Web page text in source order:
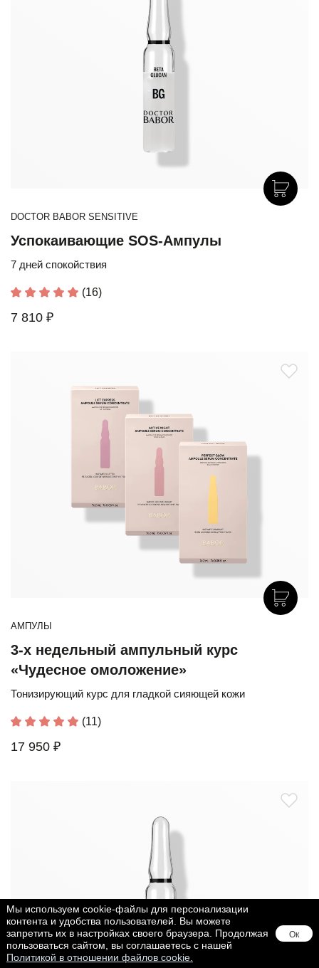
DOCTOR BABOR SENSITIVE
Успокаивающие SOS-Ампулы
7 дней спокойствия
(16)
7 810 ₽
АМПУЛЫ
3-х недельный ампульный курс
«Чудесное омоложение»
Тонизирующий курс для гладкой сияющей кожи
(11)
17 950 ₽
Мы используем cookie-файлы для персонализации
контента и удобства пользователей. Вы можете
запретить их в настройках своего браузера. Продолжая
пользоваться сайтом, вы соглашаетесь с нашей
Политикой в отношении файлов cookie.
Ок